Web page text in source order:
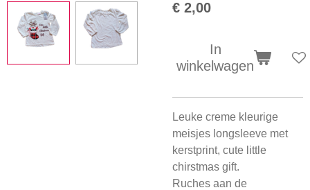
€ 2,00
In
winkelwagen
Leuke creme kleurige
meisjes longsleeve met
kerstprint, cute little
chirstmas gift.
Ruches aan de